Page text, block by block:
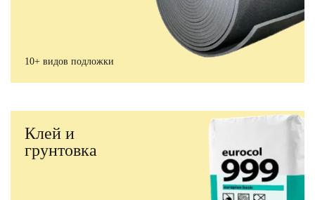
10+ видов подложки
Клей и
грунтовка